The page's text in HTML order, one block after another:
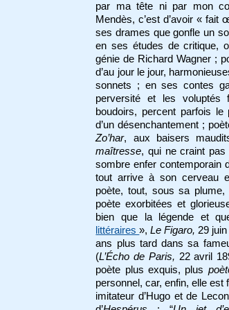
par ma tête ni par mon
Mendès, c’est d’avoir «
ses drames que gonfle un
en ses études de critique,
génie de Richard Wagner ;
d’au jour le jour,
sonnets ; en ses contes
perversité et les voluptés
boudoirs, percent parfois le
d’un désenchantement ;
Zo’har, aux baisers
maîtresse, qui ne craint pas
sombre enfer contemporain
tout arrive à son cerveau
poète, tout, sous sa
poète exorbitées et
bien que la légende et
littéraires»,Le Figaro, 29
ans plus tard dans sa
(L’Écho de Paris, 22 avril
poète plus exquis, plus
personnel, car, enfin, elle est
imitateur d’Hugo et de